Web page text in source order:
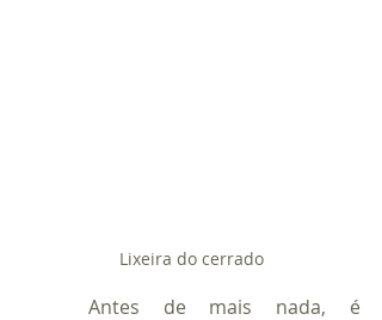
Lixeira do cerrado